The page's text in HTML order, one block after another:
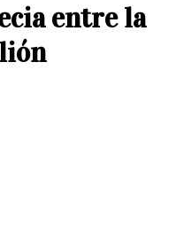
entre la